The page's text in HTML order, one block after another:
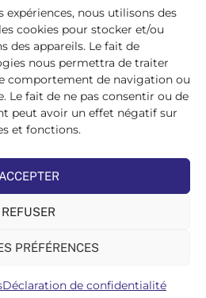
nous utilisons des
cookies pour stocker et/ou
des appareils. Le fait de
nous permettra de traiter
comportement de navigation ou
Le fait de ne pas consentir ou de
peut avoir un effet négatif sur
et fonctions.
ACCEPTER
REFUSER
PRÉFÉRENCES
Déclaration de confidentialité
des Distributeurs
de Construction
Saint-Germain
PARIS
45 48 28 44
les réseaux sociaux :